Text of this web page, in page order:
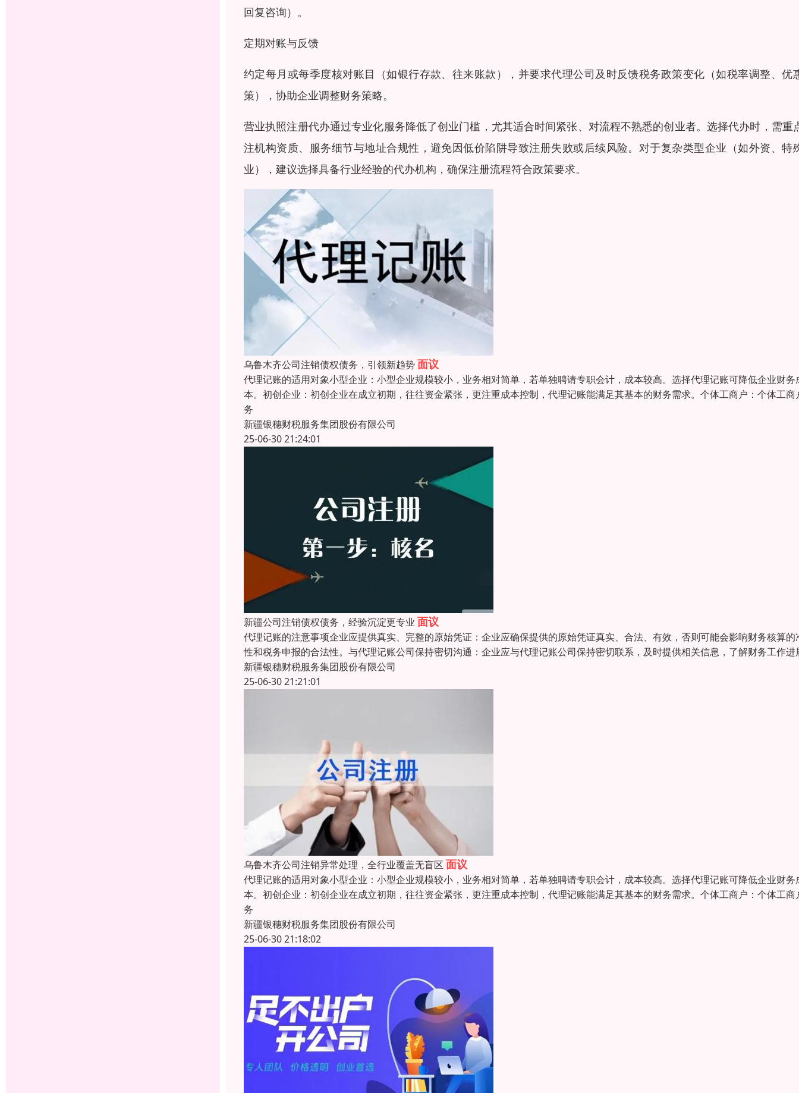
回复咨询）。
定期对账与反馈
约定每月或每季度核对账目（如银行存款、往来账款），并要求代理公司及时反馈税务政策变化（如税率调整、优
策），协助企业调整财务策略。
营业执照注册代办通过专业化服务降低了创业门槛，尤其适合时间紧张、对流程不熟悉的创业者。选择代办时，需重
注机构资质、服务细节与地址合规性，避免因低价陷阱导致注册失败或后续风险。对于复杂类型企业（如外资、特
业），建议选择具备行业经验的代办机构，确保注册流程符合政策要求。
乌鲁木齐公司注销债权债务，引领新趋势面议
代理记账的适用对象小型企业：小型企业规模较小，业务相对简单，若单独聘请专职会计，成本较高。选择代理记账可降低企业财务
本。初创企业：初创企业在成立初期，往往资金紧张，更注重成本控制，代理记账能满足其基本的财务需求。个体工商户：个体工商
务
新疆银穗财税服务集团股份有限公司
25-06-30 21:24:01
新疆公司注销债权债务，经验沉淀更专业 面议
代理记账的注意事项企业应提供真实、完整的原始凭证：企业应确保提供的原始凭证真实、合法、有效，否则可能会影响财务核算的
性和税务申报的合法性。与代理记账公司保持密切沟通：企业应与代理记账公司保持密切联系，及时提供相关信息，了解财务工作进
新疆银穗财税服务集团股份有限公司
25-06-30 21:21:01
乌鲁木齐公司注销异常处理，全行业覆盖无盲区 面议
代理记账的适用对象小型企业：小型企业规模较小，业务相对简单，若单独聘请专职会计，成本较高。选择代理记账可降低企业财务
本。初创企业：初创企业在成立初期，往往资金紧张，更注重成本控制，代理记账能满足其基本的财务需求。个体工商户：个体工商
务
新疆银穗财税服务集团股份有限公司
25-06-30 21:18:02